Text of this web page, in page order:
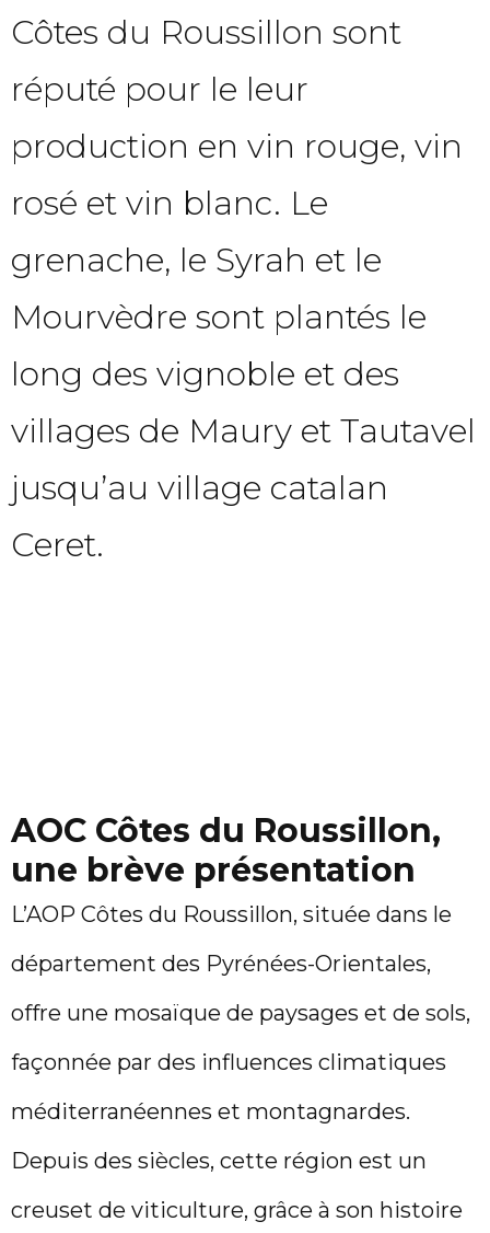
Côtes du Roussillon sont
réputé pour le leur
production en vin rouge, vin
rosé et vin blanc. Le
grenache, le Syrah et le
Mourvèdre sont plantés le
long des vignoble et des
villages de Maury et Tautavel
jusqu’au village catalan
Ceret.
AOC Côtes du Roussillon,
une brève présentation
L’AOP Côtes du Roussillon, située dans le
département des Pyrénées-Orientales,
offre une mosaïque de paysages et de sols,
façonnée par des influences climatiques
méditerranéennes et montagnardes.
Depuis des siècles, cette région est un
creuset de viticulture, grâce à son histoire